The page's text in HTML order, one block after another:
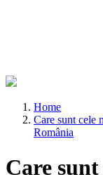
Home
Care sunt cele
România
Care